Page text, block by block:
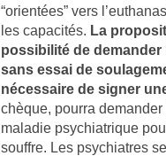
“orientées” vers
les capacités. La
possibilité de demander
sans essai de
nécessaire de signer
chèque, pourra demander
maladie psychiatrique
souffre. Les psychiatres